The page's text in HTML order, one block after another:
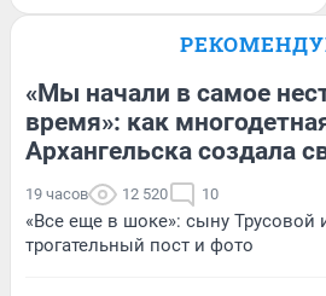
«Мы начали в самое
время»: как
Архангельска создала
19 часов 12 520 10
«Все еще в шоке»: сыну Трусовой
трогательный пост и фото